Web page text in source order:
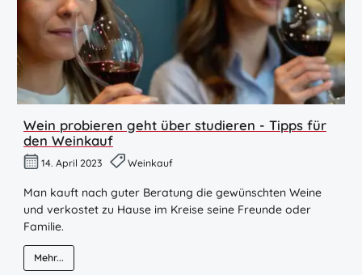
Wein probieren geht über studieren - Tipps für
den Weinkauf
14. April 2023 Weinkauf
Man kauft nach guter Beratung die gewünschten Weine
und verkostet zu Hause im Kreise seine Freunde oder
Familie.
Mehr...